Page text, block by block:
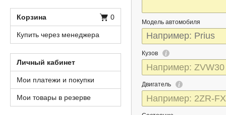
Модель автомобиля
Кузов
Двигатель
Корзина 0
Купить через менеджера
Личный кабинет
Мои платежи и покупки
Мои товары в резерве